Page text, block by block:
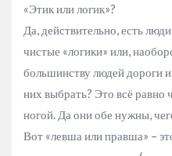
«Этик или логик»?
Да, действительно, есть
чистые «логики» или,
большинству людей дороги и
них выбрать? Это всё
ногой. Да они обе нужны,
Вот «левша или правша» –